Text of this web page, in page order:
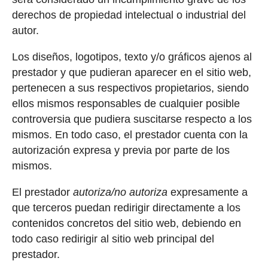
derechos de propiedad intelectual o industrial del
autor.
Los diseños, logotipos, texto y/o gráficos ajenos al
prestador y que pudieran aparecer en el sitio web,
pertenecen a sus respectivos propietarios, siendo
ellos mismos responsables de cualquier posible
controversia que pudiera suscitarse respecto a los
mismos. En todo caso, el prestador cuenta con la
autorización expresa y previa por parte de los
mismos.
El prestador autoriza/no autorizaexpresamente a
que terceros puedan redirigir directamente a los
contenidos concretos del sitio web, debiendo en
todo caso redirigir al sitio web principal del
prestador.